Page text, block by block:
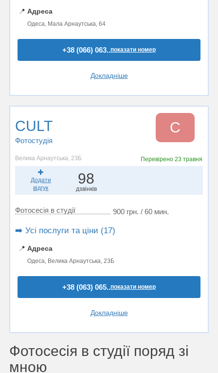
📍 Адреса
Одеса, Мала Арнаутська, 64
+38 (066) 063..показати номер
Докладніше
CULT
Фотостудiя
C
Велика Арнаутська, 23Б Перевірено23 травня
Додати
відгук
98
дзвінків
Фотосесія в студії 900 грн. / 60 мин.
➡️ Усі послуги та ціни (17)
📍 Адреса
Одеса, Велика Арнаутська, 23Б
+38 (063) 065..показати номер
Докладніше
Фотосесія в студії поряд зі
мною